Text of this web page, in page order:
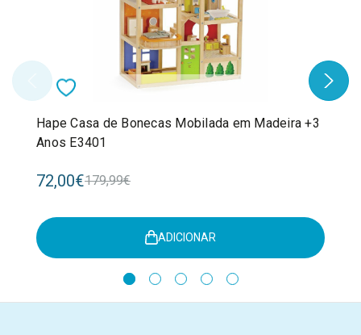
Hape Casa de Bonecas Mobilada em Madeira +3
Anos E3401
72,00€179,99€
ADICIONAR